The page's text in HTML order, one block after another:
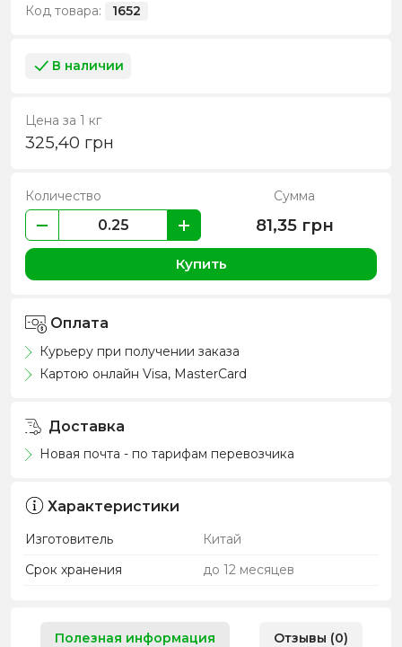
Код товара: 1652
В наличии
Цена за 1 кг
325,40 грн
Количество Сумма
81,35 грн
Купить
Оплата
Курьеру при получении заказа
Картою онлайн Visa, MasterCard
Доставка
Новая почта - по тарифам перевозчика
Характеристики
Изготовитель
Китай
Срок хранения
до 12 месяцев
Полезная информация Отзывы (0)